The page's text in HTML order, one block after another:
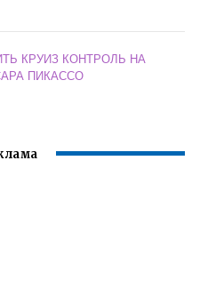
КРУИЗ КОНТРОЛЬ НА
ПИКАССО